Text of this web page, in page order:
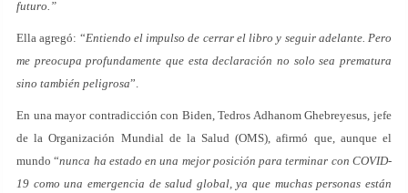
futuro.”
Ella agregó: “Entiendo el impulso de cerrar el libro y seguir adelante. Pero
me preocupa profundamente que esta declaración no solo sea prematura
sino también peligrosa”.
En una mayor contradicción con Biden, Tedros Adhanom Ghebreyesus, jefe
de la Organización Mundial de la Salud (OMS), afirmó que, aunque el
mundo “nunca ha estado en una mejor posición para terminar con COVID-
19 como una emergencia de salud global, ya que muchas personas están